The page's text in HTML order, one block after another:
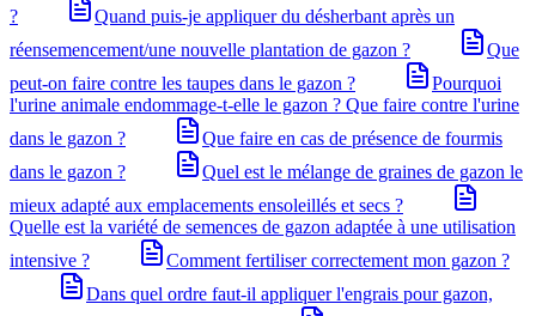
?
Quand puis-je appliquer du désherbant après un
réensemencement/une nouvelle plantation de gazon ?
Que
peut-on faire contre les taupes dans le gazon ?
Pourquoi
l'urine animale endommage-t-elle le gazon ? Que faire contre l'urine
dans le gazon ?
Que faire en cas de présence de fourmis
dans le gazon ?
Quel est le mélange de graines de gazon le
mieux adapté aux emplacements ensoleillés et secs ?
Quelle est la variété de semences de gazon adaptée à une utilisation
intensive ?
Comment fertiliser correctement mon gazon ?
Dans quel ordre faut-il appliquer l'engrais pour gazon,